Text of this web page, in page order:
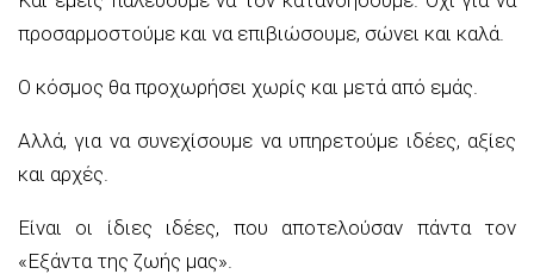
προσαρμοστούμε και να επιβιώσουμε, σώνει και καλά.
Ο κόσμος θα προχωρήσει χωρίς και μετά από εμάς.
Αλλά, για να συνεχίσουμε να υπηρετούμε ιδέες, αξίες
και αρχές.
Είναι οι ίδιες ιδέες, που αποτελούσαν πάντα τον
«Εξάντα της ζωής μας».